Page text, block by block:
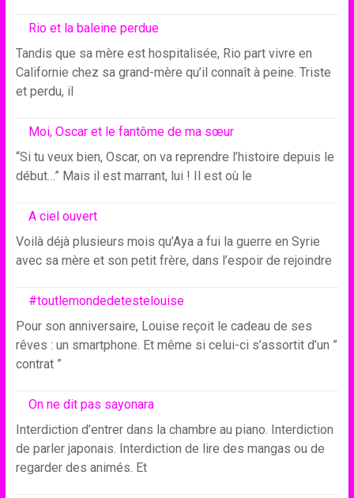
Rio et la baleine perdue
Tandis que sa mère est hospitalisée, Rio part vivre en
Californie chez sa grand-mère qu’il connaît à peine. Triste
et perdu, il
Moi, Oscar et le fantôme de ma sœur
“Si tu veux bien, Oscar, on va reprendre l’histoire depuis le
début…” Mais il est marrant, lui ! Il est où le
A ciel ouvert
Voilà déjà plusieurs mois qu’Aya a fui la guerre en Syrie
avec sa mère et son petit frère, dans l’espoir de rejoindre
#toutlemondedetestelouise
Pour son anniversaire, Louise reçoit le cadeau de ses
rêves : un smartphone. Et même si celui-ci s’assortit d’un ”
contrat ”
On ne dit pas sayonara
Interdiction d’entrer dans la chambre au piano. Interdiction
de parler japonais. Interdiction de lire des mangas ou de
regarder des animés. Et